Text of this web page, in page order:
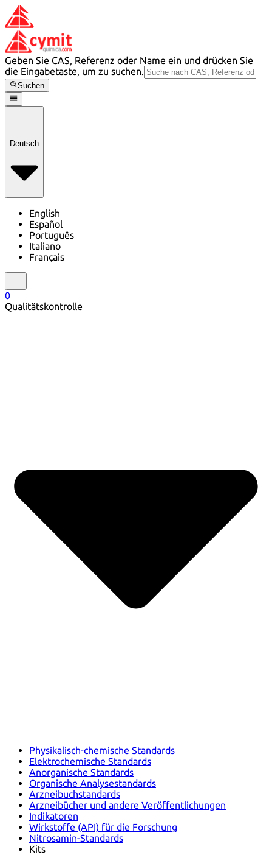
Geben Sie CAS, Referenz oder Name ein und drücken Sie
die Eingabetaste, um zu suchen.
Suchen
Deutsch
English
Español
Português
Italiano
Français
0
Qualitätskontrolle
Physikalisch-chemische Standards
Elektrochemische Standards
Anorganische Standards
Organische Analysestandards
Arzneibuchstandards
Arzneibücher und andere Veröffentlichungen
Indikatoren
Wirkstoffe (API) für die Forschung
Nitrosamin-Standards
Kits